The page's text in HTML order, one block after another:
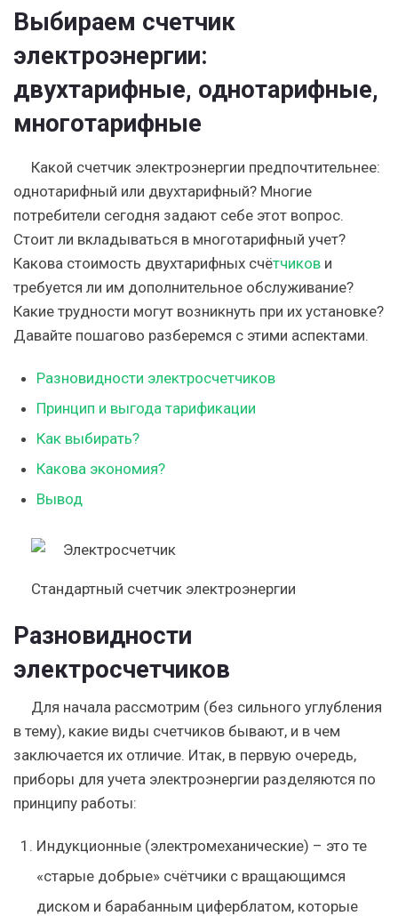
Выбираем счетчик
электроэнергии:
двухтарифные, однотарифные,
многотарифные
Какой счетчик электроэнергии предпочтительнее:
однотарифный или двухтарифный? Многие
потребители сегодня задают себе этот вопрос.
Стоит ли вкладываться в многотарифный учет?
Какова стоимость двухтарифных счётчиков и
требуется ли им дополнительное обслуживание?
Какие трудности могут возникнуть при их установке?
Давайте пошагово разберемся с этими аспектами.
Разновидности электросчетчиков
Принцип и выгода тарификации
Как выбирать?
Какова экономия?
Вывод
Стандартный счетчик электроэнергии
Разновидности
электросчетчиков
Для начала рассмотрим (без сильного углубления
в тему), какие виды счетчиков бывают, и в чем
заключается их отличие. Итак, в первую очередь,
приборы для учета электроэнергии разделяются по
принципу работы:
Индукционные (электромеханические) – это те
«старые добрые» счётчики с вращающимся
диском и барабанным циферблатом, которые